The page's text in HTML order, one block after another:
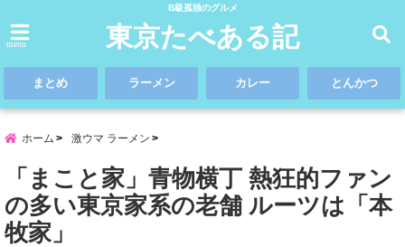
B級孤独のグルメ
menu 東京たべある記
まとめ ラーメン カレー とんかつ
ホーム 激ウマ ラーメン
「まこと家」青物横丁 熱狂的ファン
の多い東京家系の老舗 ルーツは「本
牧家」